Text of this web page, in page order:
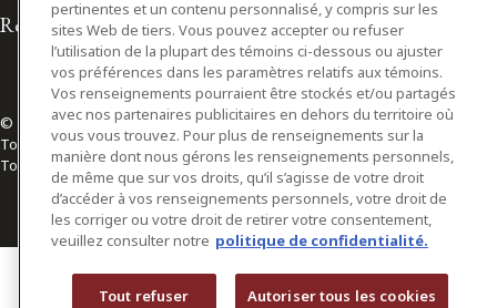
Relations avec les médias
© 2026 Osler, Hoskin & Harcourt S.E.N.C.R.L./s.r.l.
Tous droits réservés
Toronto | Montréal | Calgary | Vancouver | Ottawa | New York
pertinentes et un contenu personnalisé, y compris sur les
sites Web de tiers. Vous pouvez accepter ou refuser
l’utilisation de la plupart des témoins ci-dessous ou ajuster
vos préférences dans les paramètres relatifs aux témoins.
Vos renseignements pourraient être stockés et/ou partagés
avec nos partenaires publicitaires en dehors du territoire où
vous vous trouvez. Pour plus de renseignements sur la
manière dont nous gérons les renseignements personnels,
de même que sur vos droits, qu’il s’agisse de votre droit
d’accéder à vos renseignements personnels, votre droit de
les corriger ou votre droit de retirer votre consentement,
veuillez consulter notre politique de confidentialité.
Tout refuser Autoriser tous les cookies